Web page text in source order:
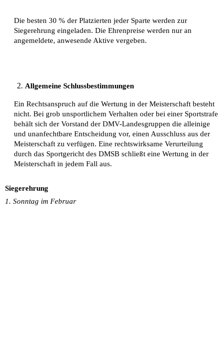
Die besten 30 % der Platzierten jeder Sparte werden zur
Siegerehrung eingeladen. Die Ehrenpreise werden nur an
angemeldete, anwesende Aktive vergeben.
Allgemeine Schlussbestimmungen
Ein Rechtsanspruch auf die Wertung in der Meisterschaft besteht
nicht. Bei grob unsportlichem Verhalten oder bei einer Sportstrafe
behält sich der Vorstand der DMV-Landesgruppen die alleinige
und unanfechtbare Entscheidung vor, einen Ausschluss aus der
Meisterschaft zu verfügen. Eine rechtswirksame Verurteilung
durch das Sportgericht des DMSB schließt eine Wertung in der
Meisterschaft in jedem Fall aus.
Siegerehrung
1. Sonntag im Februar